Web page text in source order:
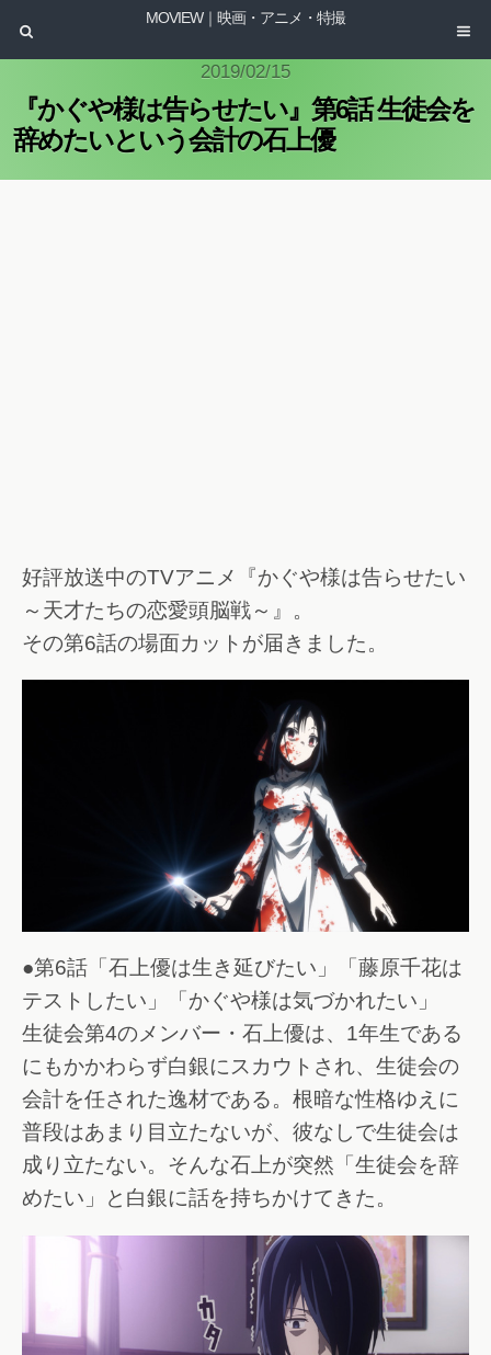
MOVIEW｜映画・アニメ・特撮
2019/02/15
『かぐや様は告らせたい』第6話 生徒会を
辞めたいという会計の石上優
好評放送中のTVアニメ『かぐや様は告らせたい
～天才たちの恋愛頭脳戦～』。
その第6話の場面カットが届きました。
●第6話「石上優は生き延びたい」「藤原千花は
テストしたい」「かぐや様は気づかれたい」
生徒会第4のメンバー・石上優は、1年生である
にもかかわらず白銀にスカウトされ、生徒会の
会計を任された逸材である。根暗な性格ゆえに
普段はあまり目立たないが、彼なしで生徒会は
成り立たない。そんな石上が突然「生徒会を辞
めたい」と白銀に話を持ちかけてきた。